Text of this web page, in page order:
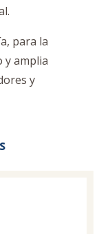
para la
y amplia
y